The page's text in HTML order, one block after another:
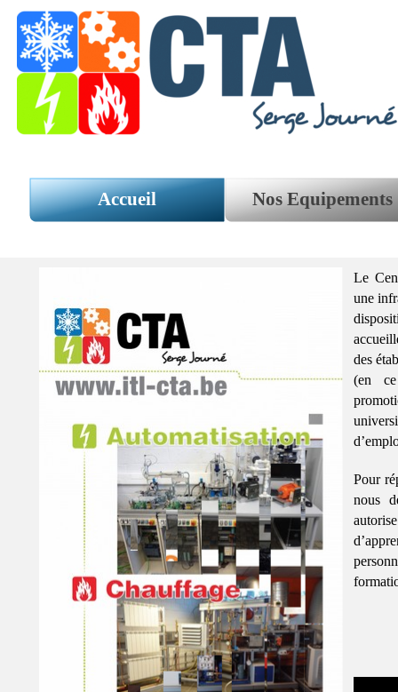
Accueil Nos Equipements
Le
une
a
des
(en ce
Pour
nous